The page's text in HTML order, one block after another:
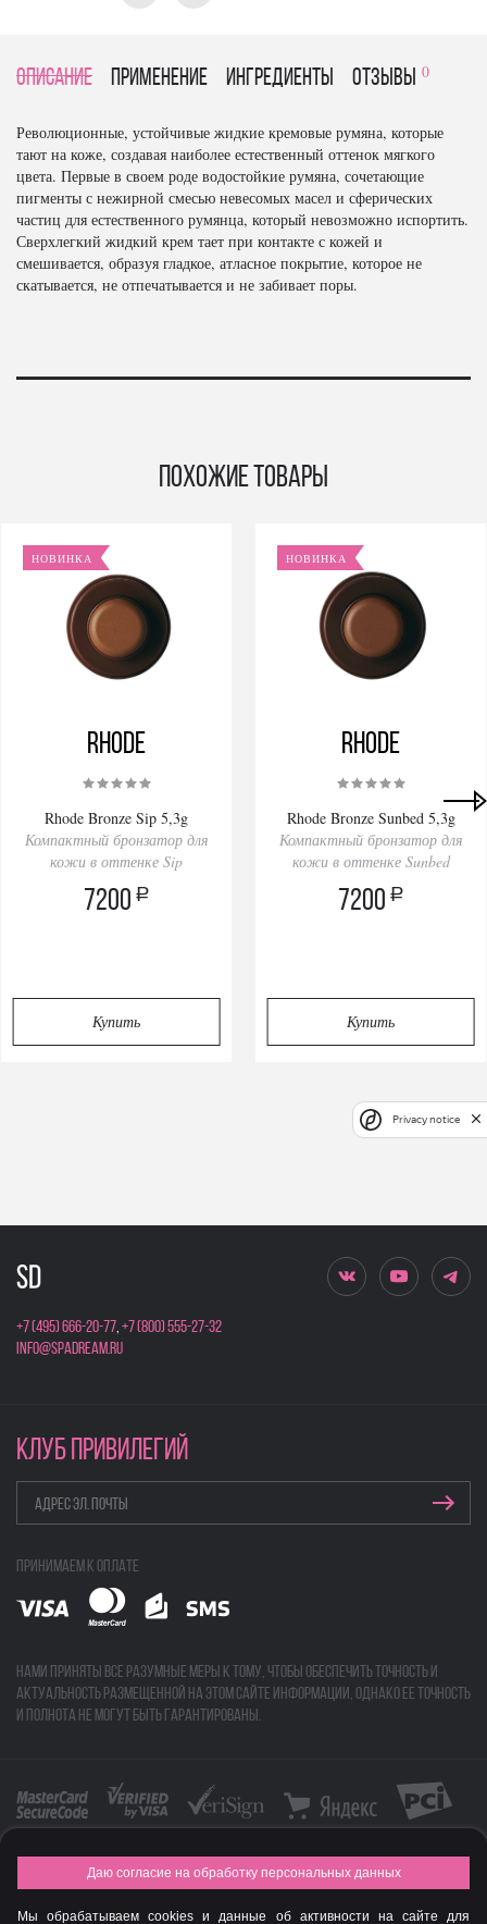
Описание Применение Ингредиенты отзывы 0
Революционные, устойчивые жидкие кремовые румяна, которые
тают на коже, создавая наиболее естественный оттенок мягкого
цвета. Первые в своем роде водостойкие румяна, сочетающие
пигменты с нежирной смесью невесомых масел и сферических
частиц для естественного румянца, который невозможно испортить.
Сверхлегкий жидкий крем тает при контакте с кожей и
смешивается, образуя гладкое, атласное покрытие, которое не
скатывается, не отпечатывается и не забивает поры.
Похожие товары
НОВИНКА
Rhode
Rhode Bronze Sip 5,3g
Компактный бронзатор для
кожи в оттенке Sip
7200 a
Купить
НОВИНКА
Rhode
Rhode Bronze Sunbed 5,3g
Компактный бронзатор для
кожи в оттенке Sunbed
7200 a
Купить
+7 (495) 666-20-77,+7 (800) 555-27-32
info@spadream.ru
КЛУБ ПРИВИЛЕГИЙ
Принимаем к оплате
Нами приняты все разумные меры к тому, чтобы обеспечить точность и
актуальность размещенной на этом сайте информации, однако ее точность
и полнота не могут быть гарантированы.
FASHION NEW YEAR AWARDS 2015
Даю согласие на обработку персональных данных
Мы обрабатываем cookies и данные об активности на сайте для
Privacy notice